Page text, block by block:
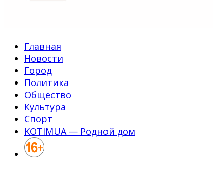
Главная
Новости
Город
Политика
Общество
Культура
Спорт
KOTIMUA — Родной дом